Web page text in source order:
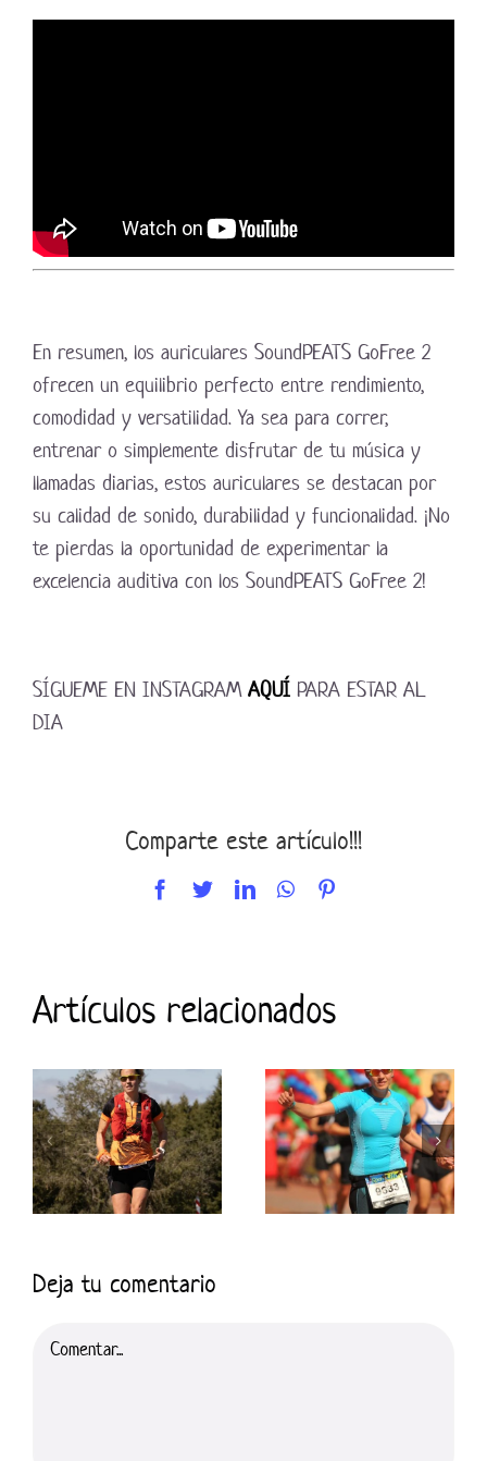
En resumen, los auriculares SoundPEATS GoFree 2
ofrecen un equilibrio perfecto entre rendimiento,
comodidad y versatilidad. Ya sea para correr,
entrenar o simplemente disfrutar de tu música y
llamadas diarias, estos auriculares se destacan por
su calidad de sonido, durabilidad y funcionalidad. ¡No
te pierdas la oportunidad de experimentar la
excelencia auditiva con los SoundPEATS GoFree 2!
SÍGUEME EN INSTAGRAM AQUÍ PARA ESTAR AL
DIA
Comparte este artículo!!!
Facebook
TwitterLinkedInWhatsApp
Artículos relacionados
Deja tu comentario
Comentar